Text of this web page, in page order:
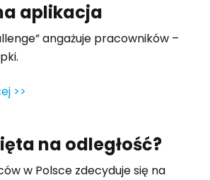
aplikacja
angażuje pracowników –
>>
na odległość?
w Polsce zdecyduje się na